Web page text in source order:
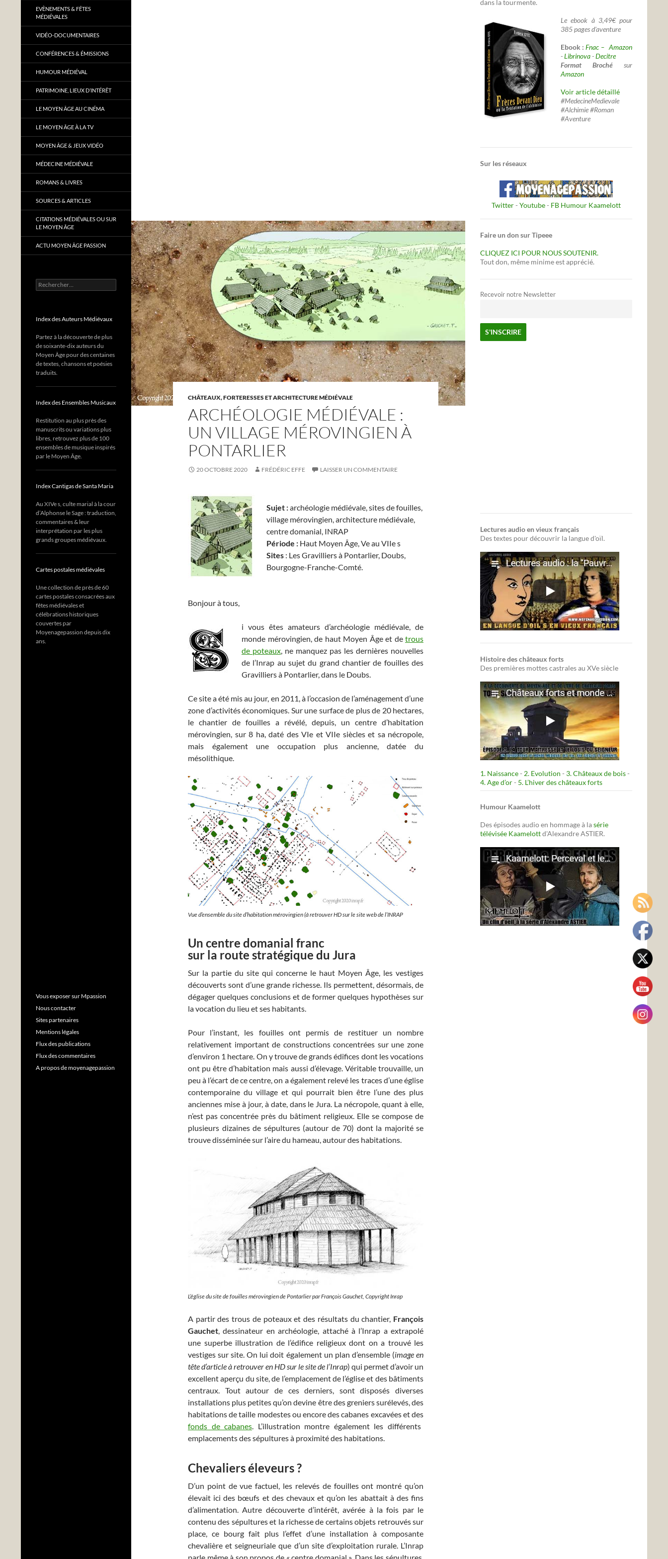
CHÂTEAUX, FORTERESSES ET ARCHITECTURE MÉDIÉVALE
ARCHÉOLOGIE MÉDIÉVALE :
UN VILLAGE MÉROVINGIEN À
PONTARLIER
20 OCTOBRE 2020 FRÉDÉRIC EFFE LAISSER UN COMMENTAIRE
Sujet :archéologie médiévale, sites de fouilles,
village mérovingien, architecture médiévale,
centre domanial, INRAP
Période : Haut Moyen Âge, Ve au VIIe s
Sites : Les Gravilliers à Pontarlier, Doubs,
Bourgogne-Franche-Comté.
Bonjour à tous,
i vous êtes amateurs d’archéologie médiévale, de
monde mérovingien, de haut Moyen Âge et de trous
de poteaux, ne manquez pas les dernières nouvelles
de l’Inrap au sujet du grand chantier de fouilles des
Gravilliers à Pontarlier, dans le Doubs.
Ce site a été mis au jour, en 2011, à l’occasion de l’aménagement d’une
zone d’activités économiques. Sur une surface de plus de 20 hectares,
le chantier de fouilles a révélé, depuis, un centre d’habitation
mérovingien, sur 8 ha, daté des VIe et VIIe siècles et sa nécropole,
mais également une occupation plus ancienne, datée du
mésolithique.
Vue d’ensemble du site d’habitation mérovingien (à retrouver HD sur le site web de l’INRAP
Un centre domanial franc
sur la route stratégique du Jura
Sur la partie du site qui concerne le haut Moyen Âge, les vestiges
découverts sont d’une grande richesse. Ils permettent, désormais, de
dégager quelques conclusions et de former quelques hypothèses sur
la vocation du lieu et ses habitants.
Pour l’instant, les fouilles ont permis de restituer un nombre
relativement important de constructions concentrées sur une zone
d’environ 1 hectare. On y trouve de grands édifices dont les vocations
ont pu être d’habitation mais aussi d’élevage. Véritable trouvaille, un
peu à l’écart de ce centre, on a également relevé les traces d’une église
contemporaine du village et qui pourrait bien être l’une des plus
anciennes mise à jour, à date, dans le Jura. La nécropole, quant à elle,
n’est pas concentrée près du bâtiment religieux. Elle se compose de
plusieurs dizaines de sépultures (autour de 70) dont la majorité se
trouve disséminée sur l’aire du hameau, autour des habitations.
L’église du site de fouilles mérovingien de Pontarlier par François Gauchet, Copyright Inrap
A partir des trous de poteaux et des résultats du chantier, François
Gauchet, dessinateur en archéologie, attaché à l’Inrap a extrapolé
une superbe illustration de l’édifice religieux dont on a trouvé les
vestiges sur site. On lui doit également un plan d’ensemble (image en
tête d’article à retrouver en HD sur le site de l’Inrap) qui permet d’avoir un
excellent aperçu du site, de l’emplacement de l’église et des bâtiments
centraux. Tout autour de ces derniers, sont disposés diverses
installations plus petites qu’on devine être des greniers surélevés, des
habitations de taille modestes ou encore des cabanes excavées et des
fonds de cabanes. L’illustration montre également les différents
emplacements des sépultures à proximité des habitations.
Chevaliers éleveurs ?
D’un point de vue factuel, les relevés de fouilles ont montré qu’on
élevait ici des bœufs et des chevaux et qu’on les abattait à des fins
d’alimentation. Autre découverte d’intérêt, avérée à la fois par le
contenu des sépultures et la richesse de certains objets retrouvés sur
place, ce bourg fait plus l’effet d’une installation à composante
chevalière et seigneuriale que d’un site d’exploitation rurale. L’Inrap
dans la tourmente.
Le ebook à 3,49€ pour
385 pages d'aventure
Ebook :Fnac – Amazon
-Librinova-Decitre
Format Broché sur
Amazon
Voir article détaillé
#MedecineMedievale
#Alchimie #Roman
#Aventure
Sur les réseaux
Twitter- Youtube- FB Humour Kaamelott
Faire un don sur Tipeee
CLIQUEZ ICI POUR NOUS SOUTENIR.
Tout don, même minime est apprécié.
Recevoir notre Newsletter
Lectures audio en vieux français
Des textes pour découvrir la langue d'oïl.
Histoire des châteaux forts
Des premières mottes castrales au XVe siècle
1. Naissance- 2. Evolution - 3. Châteaux de bois-
4. Age d’or- 5. L’hiver des châteaux forts
Humour Kaamelott
Des épisodes audio en hommage à lasérie
télévisée Kaamelottd'Alexandre ASTIER.
EVÈNEMENTS & FÊTES
MÉDIÉVALES
VIDÉO-DOCUMENTAIRES
CONFÉRENCES & ÉMISSIONS
HUMOUR MÉDIÉVAL
PATRIMOINE, LIEUX D’INTÉRÊT
LE MOYEN ÂGE AU CINÉMA
LE MOYEN ÂGE À LA TV
MOYEN ÂGE & JEUX VIDÉO
MÉDECINE MÉDIÉVALE
ROMANS & LIVRES
SOURCES & ARTICLES
CITATIONS MÉDIÉVALES OU SUR
LE MOYEN ÂGE
ACTU MOYEN ÂGE PASSION
Rechercher :
Index des Auteurs Médiévaux
Partez à la découverte de plus
de soixante-dix auteurs du
Moyen Âge pour des centaines
de textes, chansons et poésies
traduits.
Index des Ensembles Musicaux
Restitution au plus près des
manuscrits ou variations plus
libres, retrouvez plus de 100
ensembles de musique inspirés
par le Moyen Âge.
Index Cantigas de Santa Maria
Au XIVe s, culte marial à la cour
d’Alphonse le Sage : traduction,
commentaires & leur
interprétation par les plus
grands groupes médiévaux.
Cartes postales médiévales
Une collection de près de 60
cartes postales consacrées aux
fêtes médiévales et
célébrations historiques
couvertes par
Moyenagepassion depuis dix
ans.
Vous exposer sur Mpassion
Nous contacter
Sites partenaires
Mentions légales
Flux des publications
Flux des commentaires
A propos de moyenagepassion